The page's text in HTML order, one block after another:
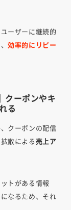
ーザーに継続的
効率的にリピー
クーポンやキ
る
クーポンの配信
散による 売上ア
トがある情報
なるため、それ